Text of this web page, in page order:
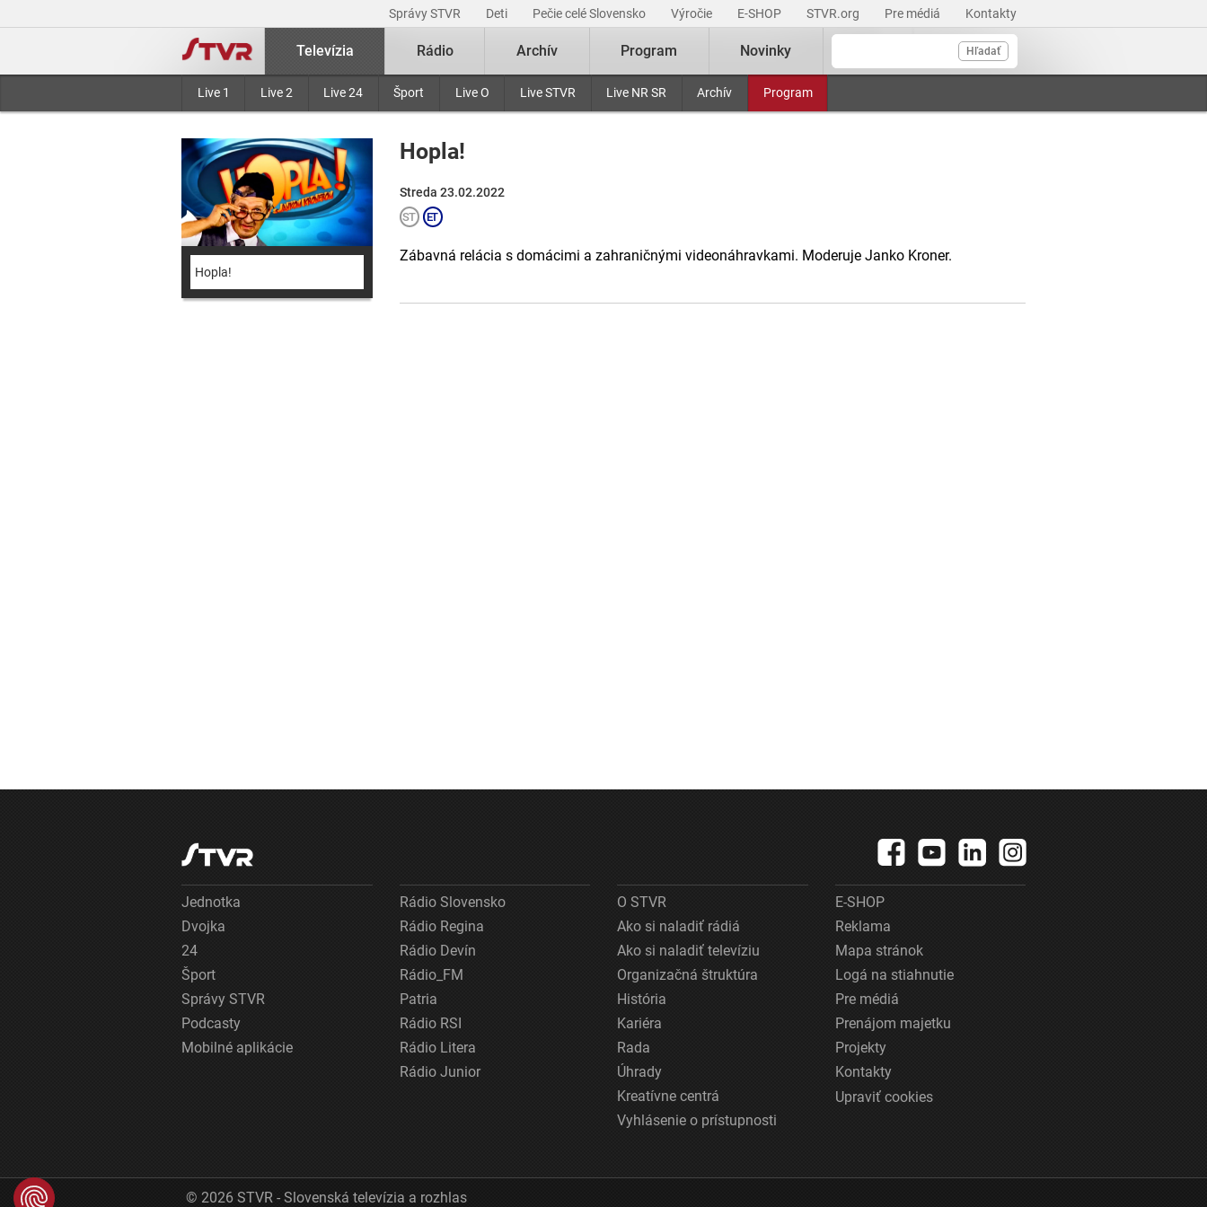
Správy STVR Deti Pečie celé Slovensko Výročie E-SHOP STVR.org Pre médiá Kontakty
Hľadať
Televízia
Live 1 Live 2 Live 24 Šport Live O Live STVR Live NR SR Archív Program
Rádio Archív Program Novinky
Hopla!
Hopla!
Streda 23.02.2022
Zábavná relácia s domácimi a zahraničnými videonáhravkami. Moderuje Janko Kroner.
Jednotka
Dvojka
24
Šport
Správy STVR
Podcasty
Mobilné aplikácie
Rádio Slovensko
Rádio Regina
Rádio Devín
Rádio_FM
Patria
Rádio RSI
Rádio Litera
Rádio Junior
O STVR
Ako si naladiť rádiá
Ako si naladiť televíziu
Organizačná štruktúra
História
Kariéra
Rada
Úhrady
Kreatívne centrá
Vyhlásenie o prístupnosti
E-SHOP
Reklama
Mapa stránok
Logá na stiahnutie
Pre médiá
Prenájom majetku
Projekty
Kontakty
Upraviť cookies
© 2026 STVR - Slovenská televízia a rozhlas